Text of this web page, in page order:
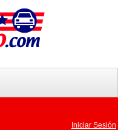
Iniciar Sesión